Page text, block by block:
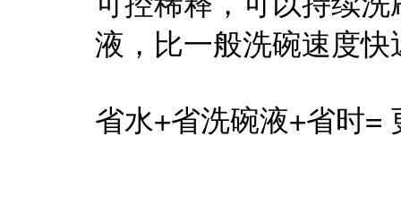
液，比一般洗碗速度快
省水+省洗碗液+省时=